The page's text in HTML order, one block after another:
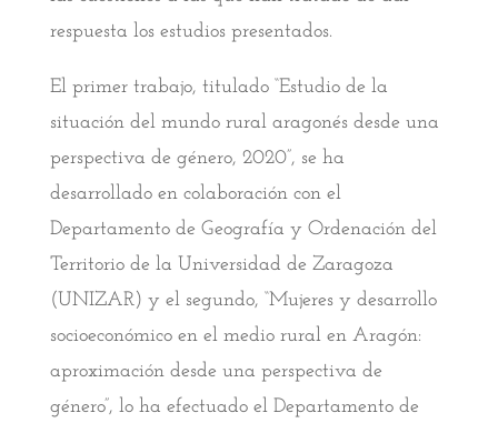
respuesta los estudios presentados.
El primer trabajo, titulado “Estudio de la
situación del mundo rural aragonés desde una
perspectiva de género, 2020”, se ha
desarrollado en colaboración con el
Departamento de Geografía y Ordenación del
Territorio de la Universidad de Zaragoza
(UNIZAR) y el segundo, “Mujeres y desarrollo
socioeconómico en el medio rural en Aragón:
aproximación desde una perspectiva de
género”, lo ha efectuado el Departamento de